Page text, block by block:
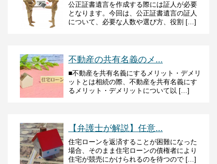
公正証書遺言を作成する際には証人が必要
となります。今回は、公正証書遺言の証人
について、必要な人数や選び方、役割 […]
不動産の共有名義のメ...
■不動産を共有名義にするメリット・デメリ
ットとは相続の際、不動産を共有名義にす
るメリット・デメリットについて以 […]
【弁護士が解説】任意...
住宅ローンを返済することが困難になった
場合、そのまま住宅ローンの債権者により
住宅が競売にかけられるのを待つので […]